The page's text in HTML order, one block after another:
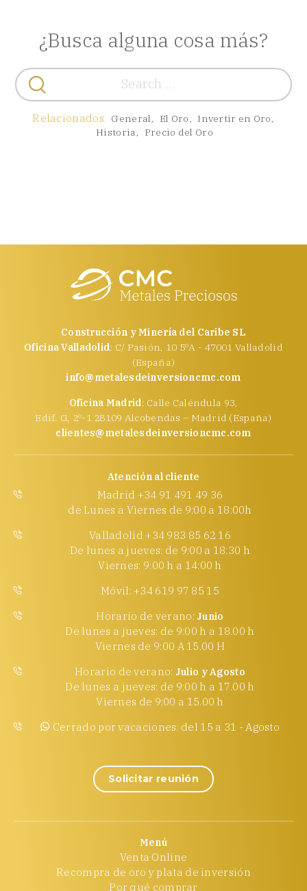
¿Busca alguna cosa más?
Buscar:
Relacionados: General , El Oro , Invertir en Oro,
Historia , Precio del Oro
Construcción y Minería del Caribe SL
Oficina Valladolid: C/ Pasión, 10 5ºA - 47001 Valladolid
(España)
info@metalesdeinversioncmc.com
Oficina Madrid: Calle Caléndula 93,
Edif. G, 2º-1 28109 Alcobendas – Madrid (España)
clientes@metalesdeinversioncmc.com
Atención al cliente
Madrid +34 91 491 49 36
de Lunes a Viernes de 9:00 a 18:00h
Valladolid +34 983 85 62 16
De lunes a jueves: de 9:00 a 18:30 h
Viernes: 9:00 h a 14:00 h
Móvil: +34 619 97 85 15
Horario de verano: Junio
De lunes a jueves: de 9:00 h a 18.00 h
Viernes de 9:00 A 15.00 H
Horario de verano: Julio y Agosto
De lunes a jueves: de 9:00 h a 17.00 h
Viernes de 9:00 a 15.00 h
Cerrado por vacaciones: del 15 a 31 - Agosto
Solicitar reunión
Menú
Venta Online
Recompra de oro y plata de inversión
Por qué comprar